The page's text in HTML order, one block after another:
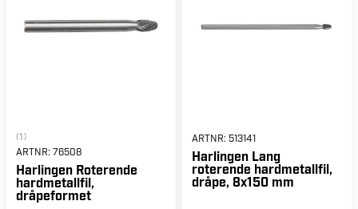
(1)
ARTNR: 76508
Harlingen Roterende
hardmetallfil,
dråpeformet
ARTNR: 513141
Harlingen Lang
roterende hardmetallfil,
dråpe, 8x150 mm